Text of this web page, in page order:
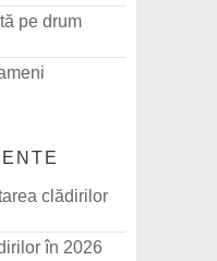
pe drum
clădirilor
în 2026